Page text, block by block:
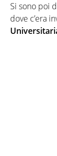
Si sono poi
dove c’era